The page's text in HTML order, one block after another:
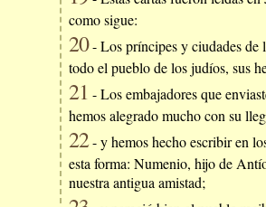
como sigue:
20- Los príncipes y ciudades de
todo el pueblo de los judíos, sus
21 - Los embajadores que
hemos alegrado mucho con su
22- y hemos hecho escribir en
esta forma: Numenio, hijo de
nuestra antigua amistad;